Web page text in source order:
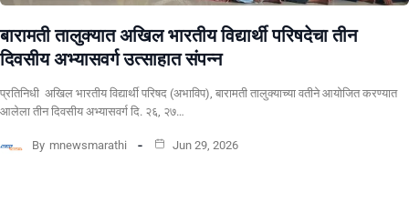
बारामती तालुक्यात अखिल भारतीय विद्यार्थी परिषदेचा तीन
दिवसीय अभ्यासवर्ग उत्साहात संपन्न
प्रतिनिधी अखिल भारतीय विद्यार्थी परिषद (अभाविप), बारामती तालुक्याच्या वतीने आयोजित करण्यात
आलेला तीन दिवसीय अभ्यासवर्ग दि. २६, २७…
By mnewsmarathi Jun 29, 2026